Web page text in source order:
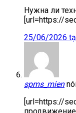
Нужна ли
[url=https://
25/06/2026
spms_mien
[url=https://